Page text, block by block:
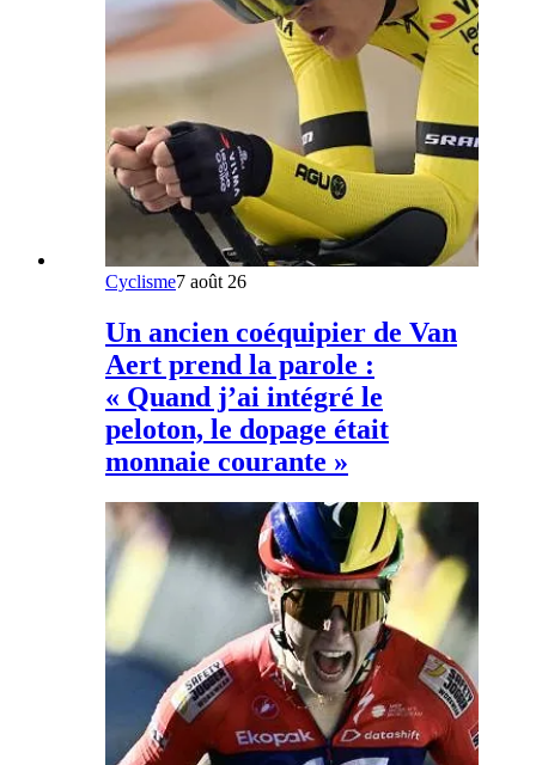
Cyclisme7 août 26
Un ancien coéquipier de Van
Aert prend la parole :
« Quand j’ai intégré le
peloton, le dopage était
monnaie courante »